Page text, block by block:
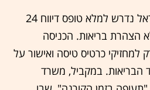
כל מי שמבקש לטוס מישראל נדרש למלא טופס דיווח 24
הצהרת בריאות. הכניסה
למחזיקי כרטיס טיסה ואישור על
הבריאות. במקביל, משרד